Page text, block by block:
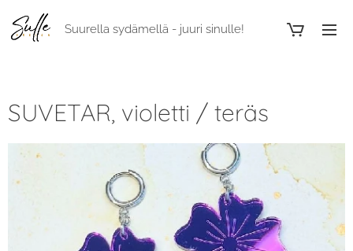
Suurella sydämellä - juuri sinulle!
SUVETAR, violetti / teräs